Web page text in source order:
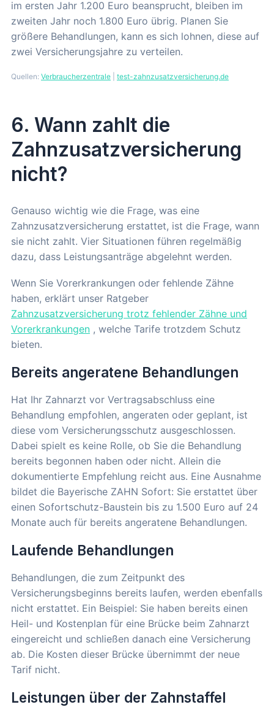
im ersten Jahr 1.200 Euro beansprucht, bleiben im
zweiten Jahr noch 1.800 Euro übrig. Planen Sie
größere Behandlungen, kann es sich lohnen, diese auf
zwei Versicherungsjahre zu verteilen.
Quellen: Verbraucherzentrale test-zahnzusatzversicherung.de
6. Wann zahlt die
Zahnzusatzversicherung
nicht?
Genauso wichtig wie die Frage, was eine
Zahnzusatzversicherung erstattet, ist die Frage, wann
sie nicht zahlt. Vier Situationen führen regelmäßig
dazu, dass Leistungsanträge abgelehnt werden.
Wenn Sie Vorerkrankungen oder fehlende Zähne
haben, erklärt unser Ratgeber
Zahnzusatzversicherung trotz fehlender Zähne und
Vorerkrankungen , welche Tarife trotzdem Schutz
bieten.
Bereits angeratene Behandlungen
Hat Ihr Zahnarzt vor Vertragsabschluss eine
Behandlung empfohlen, angeraten oder geplant, ist
diese vom Versicherungsschutz ausgeschlossen.
Dabei spielt es keine Rolle, ob Sie die Behandlung
bereits begonnen haben oder nicht. Allein die
dokumentierte Empfehlung reicht aus. Eine Ausnahme
bildet die Bayerische ZAHN Sofort: Sie erstattet über
einen Sofortschutz-Baustein bis zu 1.500 Euro auf 24
Monate auch für bereits angeratene Behandlungen.
Laufende Behandlungen
Behandlungen, die zum Zeitpunkt des
Versicherungsbeginns bereits laufen, werden ebenfalls
nicht erstattet. Ein Beispiel: Sie haben bereits einen
Heil- und Kostenplan für eine Brücke beim Zahnarzt
eingereicht und schließen danach eine Versicherung
ab. Die Kosten dieser Brücke übernimmt der neue
Tarif nicht.
Leistungen über der Zahnstaffel